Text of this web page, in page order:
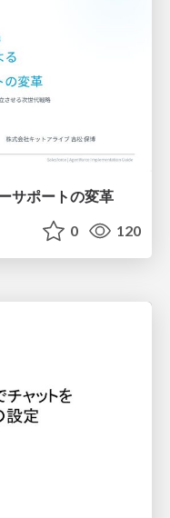
サポートの変革
0 120